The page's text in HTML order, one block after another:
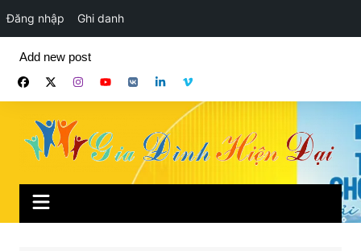
Đăng nhập Ghi danh
phần
Add new post